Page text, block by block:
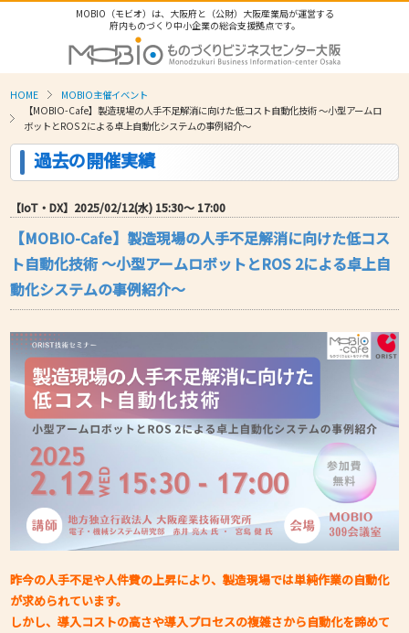
MOBIO（モビオ）は、大阪府と（公財）大阪産業局が運営する
府内ものづくり中小企業の総合支援拠点です。
HOME
MOBIO主催イベント
【MOBIO-Cafe】製造現場の人手不足解消に向けた低コスト自動化技術 ～小型アームロ
ボットとROS 2による卓上自動化システムの事例紹介～
過去の開催実績
【IoT・DX】2025/02/12(水) 15:30〜 17:00
【MOBIO-Cafe】製造現場の人手不足解消に向けた低コス
ト自動化技術 ～小型アームロボットとROS 2による卓上自
動化システムの事例紹介～
昨今の人手不足や人件費の上昇により、製造現場では単純作業の自動化
が求められています。
しかし、導入コストの高さや導入プロセスの複雑さから自動化を諦めて